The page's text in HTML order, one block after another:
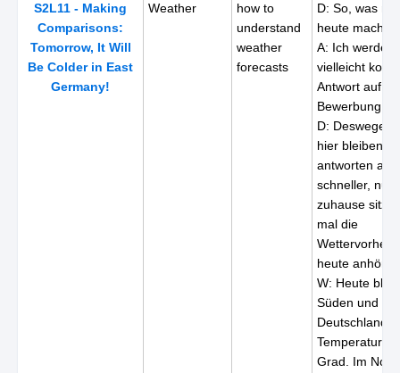
S2L11 - Making
Comparisons:
Tomorrow, It Will
Be Colder in East
Germany!
Weather
how to
understand
weather
forecasts
D: So, was
heute
A: Ich werde
vielleicht
Antwort auf
Bewerbung.
D: Deswegen
hier bleiben??
antworten
schneller, nur
zuhause sitzt.
mal die
heute
W: Heute
Süden und
Deutschlands
Grad. Im